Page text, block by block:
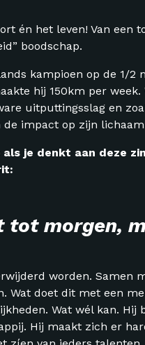
én het leven! Van
boodschap.
kampioen op de 1/2
hij 150km per
uitputtingsslag en
impact op zijn
je denkt aan deze
morgen,
worden.
Wat doet dit met een
Wat wél kan.
Hij maakt zich er